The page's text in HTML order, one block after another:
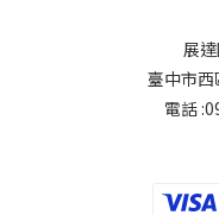
展
臺中市
電話